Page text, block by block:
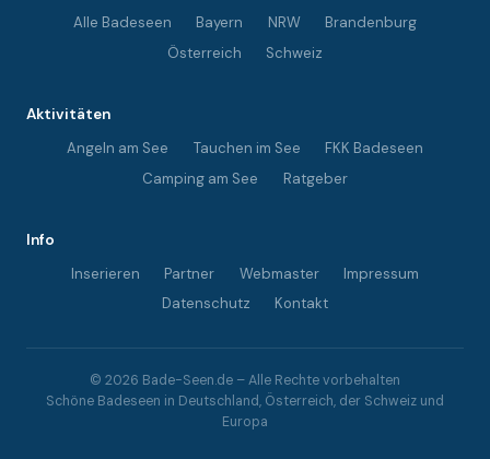
Alle Badeseen
Bayern NRW
Brandenburg
Österreich
Schweiz
Aktivitäten
Angeln am See
Tauchen im See
FKK Badeseen
Camping am See
Ratgeber
Info
Inserieren
Partner Webmaster
Impressum
Datenschutz
Kontakt
© 2026 Bade-Seen.de – Alle Rechte vorbehalten
Schöne Badeseen in Deutschland, Österreich, der Schweiz und
Europa